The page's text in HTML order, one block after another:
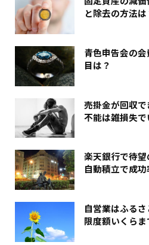
と除去の方法は
青色申告会の
目は？
売掛金が回収
不能は雑損失で
楽天銀行で待望
自動積立で成
自営業はふる
限度額いくらま